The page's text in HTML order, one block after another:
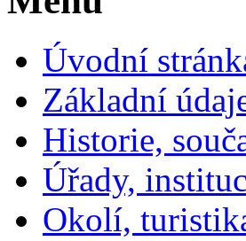
Úvodní
Základní
Historie,
Úřady,
Okolí,